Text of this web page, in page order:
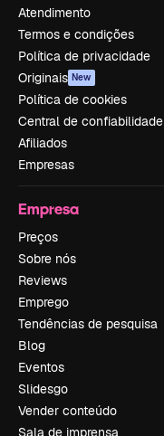
Atendimento
Termos e condições
Política de privacidade
Originais New
Política de cookies
Central de confiabilidade
Afiliados
Empresas
Empresa
Preços
Sobre nós
Reviews
Emprego
Tendências de pesquisa
Blog
Eventos
Slidesgo
Vender conteúdo
Sala de imprensa